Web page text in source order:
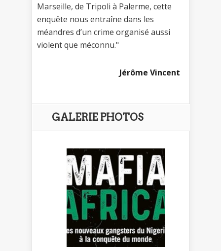
Marseille, de Tripoli à Palerme, cette
enquête nous entraîne dans les
méandres d’un crime organisé aussi
violent que méconnu."
Jérôme Vincent
GALERIE PHOTOS